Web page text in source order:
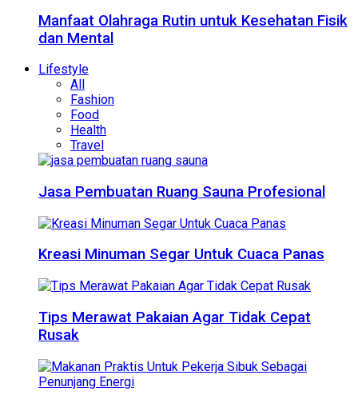
Manfaat Olahraga Rutin untuk Kesehatan Fisik
dan Mental
Lifestyle
All
Fashion
Food
Health
Travel
Jasa Pembuatan Ruang Sauna Profesional
Kreasi Minuman Segar Untuk Cuaca Panas
Tips Merawat Pakaian Agar Tidak Cepat
Rusak